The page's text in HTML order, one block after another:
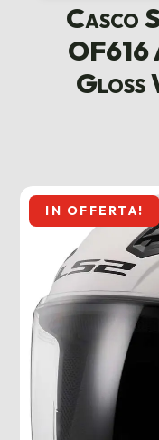
Casco
Gloss
IN OFFERTA!